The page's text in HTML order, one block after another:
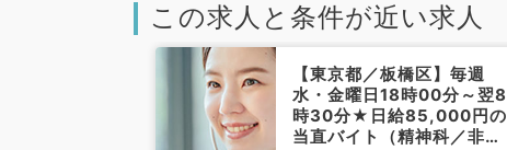
この求人と条件が近い求人
【東京都／板橋区】毎週
水・金曜日18時00分～翌8
時30分★日給85,000円の
当直バイト（精神科／非常